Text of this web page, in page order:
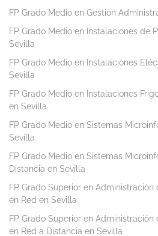
FP Grado Medio en Gestión
FP Grado Medio en Instalaciones de
Sevilla
FP Grado Medio en Instalaciones
Sevilla
FP Grado Medio en Instalaciones
en Sevilla
FP Grado Medio en Sistemas
Sevilla
FP Grado Medio en Sistemas
Distancia en Sevilla
FP Grado Superior en
en Red en Sevilla
FP Grado Superior en
en Red a Distancia en Sevilla